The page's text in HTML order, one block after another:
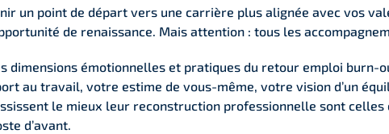
un point de départ vers une carrière plus alignée avec vos
de renaissance. Mais attention : tous les
dimensions émotionnelles et pratiques du retour emploi burn-
au travail, votre estime de vous-même, votre vision d’un
le mieux leur reconstruction professionnelle sont celles
d’avant.